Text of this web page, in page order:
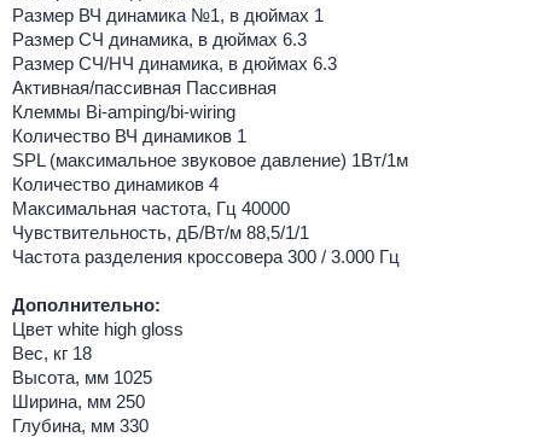
Размер ВЧ динамика №1, в дюймах 1
Размер СЧ динамика, в дюймах 6.3
Размер СЧ/НЧ динамика, в дюймах 6.3
Активная/пассивная Пассивная
Клеммы Bi-amping/bi-wiring
Количество ВЧ динамиков 1
SPL (максимальное звуковое давление) 1Вт/1м
Количество динамиков 4
Максимальная частота, Гц 40000
Чувствительность, дБ/Вт/м 88,5/1/1
Частота разделения кроссовера 300 / 3.000 Гц
Дополнительно:
Цвет white high gloss
Вес, кг 18
Высота, мм 1025
Ширина, мм 250
Глубина, мм 330